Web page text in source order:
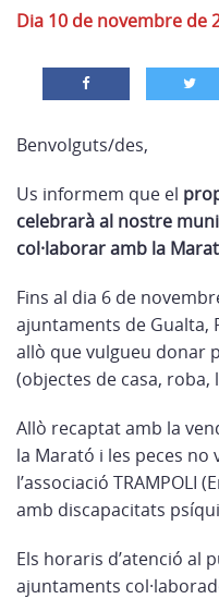
Dia 10 de novembre de
Benvolguts/des,
Us informem que el
celebrarà al nostre
col·laborar amb la
Fins al dia 6 de
ajuntaments de Gualta,
allò que vulgueu donar
(objectes de casa,
Allò recaptat amb la
la Marató i les peces no
l’associació TRAMPOLI
amb discapacitats
Els horaris d’atenció al
ajuntaments